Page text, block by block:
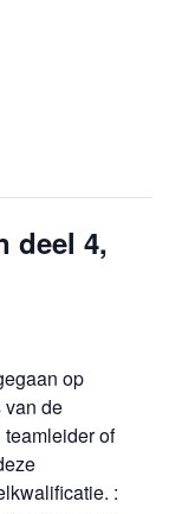
deel 4,
op
de
of
: